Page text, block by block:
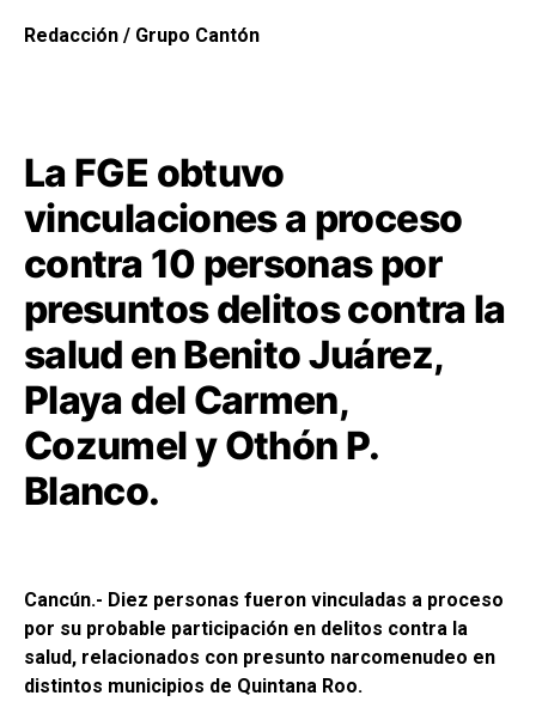
Redacción / Grupo Cantón
La FGE obtuvo
vinculaciones a proceso
contra 10 personas por
presuntos delitos contra la
salud en Benito Juárez,
Playa del Carmen,
Cozumel y Othón P.
Blanco.
Cancún.- Diez personas fueron vinculadas a proceso
por su probable participación en delitos contra la
salud, relacionados con presunto narcomenudeo en
distintos municipios de Quintana Roo.